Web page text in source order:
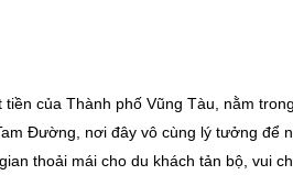
tiền của Thành phố Vũng Tàu, nằm
Đường, nơi đây vô cùng lý tưởng để
thoải mái cho du khách tản bộ, vui